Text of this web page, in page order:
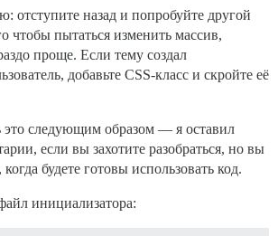
отступите назад и попробуйте другой
чтобы пытаться изменить массив,
проще. Если тему создал
добавьте CSS-класс и скройте её
это следующим образом — я оставил
если вы захотите разобраться, но вы
будете готовы использовать код.
инициализатора: